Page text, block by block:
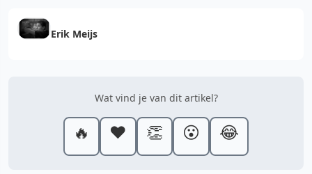
Erik Meijs
Wat vind je van dit artikel?
🔥 ❤️ 👏 😮 😂